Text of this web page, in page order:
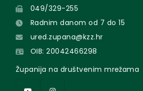
049/329-255
Radnim danom od 7 do 15
ured.zupana@kzz.hr
OIB: 20042466298
Županija na društvenim mrežama